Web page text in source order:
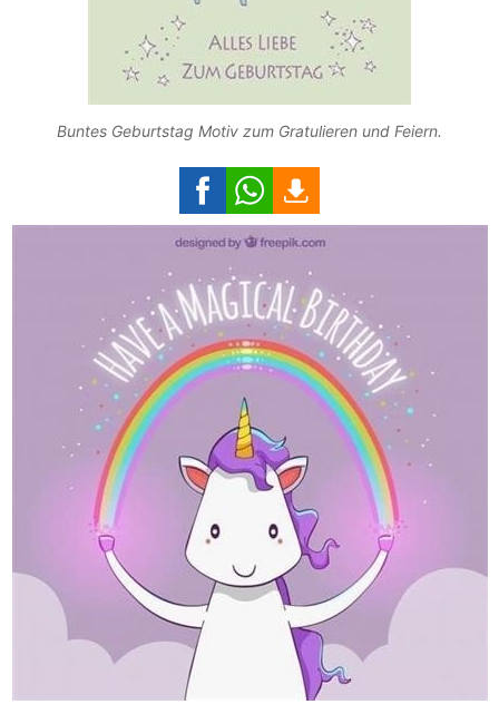
Buntes Geburtstag Motiv zum Gratulieren und Feiern.